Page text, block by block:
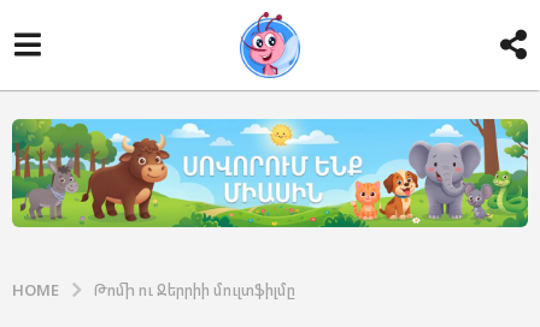
HOME Թոմի ու Ջերրիի մուլտֆիլմը